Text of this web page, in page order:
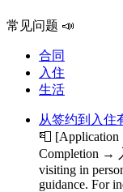
常见问题 📣
合同
入住
生活
从签约到入住
📮
Completion →
visiting in
guidance. For